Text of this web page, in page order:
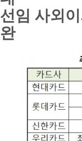
선임 사외
완